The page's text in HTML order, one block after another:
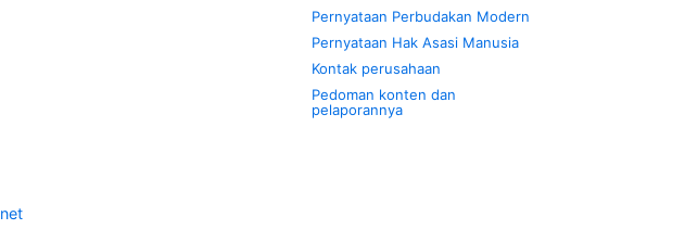
Pernyataan Perbudakan Modern
Pernyataan Hak Asasi Manusia
Kontak perusahaan
Pedoman konten dan
pelaporannya